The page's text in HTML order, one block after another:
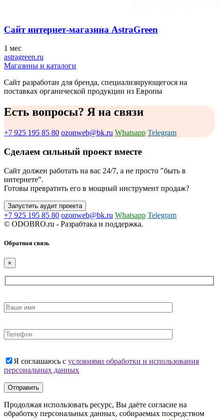
Сайт интернет-магазина AstraGreen
1 мес
astragreen.ru
Магазины и каталоги
Сайт разработан для бренда, специализирующегося на
поставках органической продукции из Европы
Есть вопросы? Я на связи
+7 925 195 85 80 ozonweb@bk.ru Whatsapp Telegram
Сделаем сильный проект вместе
Сайт должен работать на вас 24/7, а не просто "быть в
интернете".
Готовы превратить его в мощный инструмент продаж?
Запустить аудит проекта
+7 925 195 85 80 ozonweb@bk.ru Whatsapp Telegram
© ODOBRO.ru - Разрабтака и поддержка.
Обратная связь
×
Я соглашаюсь с условиями обработки и использования
персональных данных
Продолжая использовать ресурс, Вы даёте согласие на
обработку персональных данных, собираемых посредством